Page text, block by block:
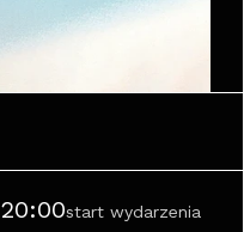
20:00start wydarzenia